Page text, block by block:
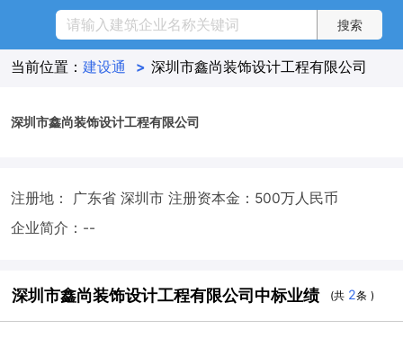
当前位置： 建设通 > 深圳市鑫尚装饰设计工程有限公司
深圳市鑫尚装饰设计工程有限公司
注册地： 广东省 深圳市 注册资本金：500万人民币
企业简介：--
深圳市鑫尚装饰设计工程有限公司中标业绩 (共 2条 )